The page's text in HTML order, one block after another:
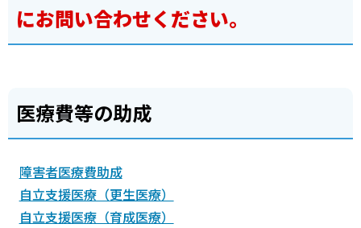
にお問い合わせください。
医療費等の助成
障害者医療費助成
自立支援医療（更生医療）
自立支援医療（育成医療）